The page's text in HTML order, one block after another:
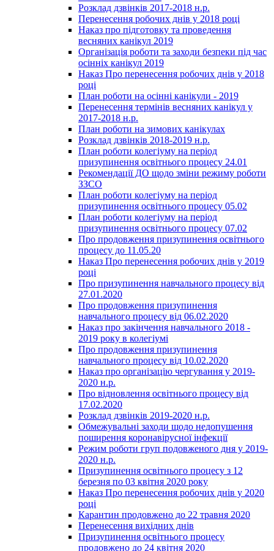
Розклад дзвінків 2017-2018 н.р.
Перенесення робочих днів у 2018 році
Наказ про підготовку та проведення
весняних канікул 2019
Організація роботи та заходи безпеки під час
осінніх канікул 2019
Наказ Про перенесення робочих днів у 2018
році
План роботи на осінні канікули - 2019
Перенесення термінів весняних канікул у
2017-2018 н.р.
План роботи на зимових канікулах
Розклад дзвінків 2018-2019 н.р.
План роботи колегіуму на період
призупинення освітнього процесу 24.01
Рекомендації ДО щодо зміни режиму роботи
ЗЗСО
План роботи колегіуму на період
призупинення освітнього процесу 05.02
План роботи колегіуму на період
призупинення освітнього процесу 07.02
Про продовження призупинення освітнього
процесу до 11.05.20
Наказ Про перенесення робочих днів у 2019
році
Про призупинення навчального процесу від
27.01.2020
Про продовження призупинення
навчального процесу від 06.02.2020
Наказ про закінчення навчального 2018 -
2019 року в колегіумі
Про продовження призупинення
навчального процесу від 10.02.2020
Наказ про організацію чергування у 2019-
2020 н.р.
Про відновлення освітнього процесу від
17.02.2020
Розклад дзвінків 2019-2020 н.р.
Обмежувальні заходи щодо недопушення
поширення коронавірусної інфекції
Режим роботи груп подовженого дня у 2019-
2020 н.р.
Призупинення освітнього процесу з 12
березня по 03 квітня 2020 року
Наказ Про перенесення робочих днів у 2020
році
Карантин продовжено до 22 травня 2020
Перенесення вихідних днів
Призупинення освітнього процесу
продовжено до 24 квітня 2020